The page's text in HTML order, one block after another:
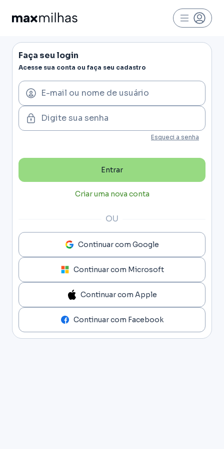
Faça seu login
Acesse sua conta ou faça seu cadastro
E-mail ou nome de usuário
Digite sua senha
Esqueci a senha
Entrar
Criar uma nova conta
OU
Continuar com Google
Continuar com Microsoft
Continuar com Apple
Continuar com Facebook